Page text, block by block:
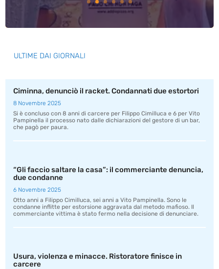
ULTIME DAI GIORNALI
Ciminna, denunciò il racket. Condannati due estortori
8 Novembre 2025
Si è concluso con 8 anni di carcere per Filippo Cimilluca e 6 per Vito
Pampinella il processo nato dalle dichiarazioni del gestore di un bar,
che pagò per paura.
“Gli faccio saltare la casa”: il commerciante denuncia,
due condanne
6 Novembre 2025
Otto anni a Filippo Cimilluca, sei anni a Vito Pampinella. Sono le
condanne inflitte per estorsione aggravata dal metodo mafioso. Il
commerciante vittima è stato fermo nella decisione di denunciare.
Usura, violenza e minacce. Ristoratore finisce in
carcere